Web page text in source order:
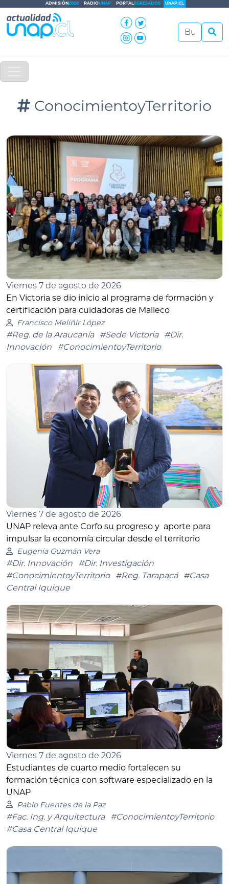
ADMISIÓN2026 RADIOUNAP PORTALEGRESADOS UNAP.CL
ConocimientoyTerritorio
Viernes 7 de agosto de 2026
En Victoria se dio inicio al programa de formación y
certificación para cuidadoras de Malleco
Francisco Meliñir López
#Reg. de la Araucanía #Sede Victoria
#Dir.
Innovación
#ConocimientoyTerritorio
Viernes 7 de agosto de 2026
UNAP releva ante Corfo su progreso y aporte para
impulsar la economía circular desde el territorio
Eugenia Guzmán Vera
#Dir. Innovación
#Dir. Investigación
#ConocimientoyTerritorio
#Reg. Tarapacá
#Casa
Central Iquique
Viernes 7 de agosto de 2026
Estudiantes de cuarto medio fortalecen su
formación técnica con software especializado en la
UNAP
Pablo Fuentes de la Paz
#Fac. Ing. y Arquitectura
#ConocimientoyTerritorio
#Casa Central Iquique